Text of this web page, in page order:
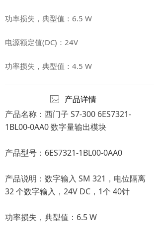
功率损失，典型值：6.5 W
电源额定值(DC)：24V
功率损失，典型值：4.5 W
产品详情
产品名称：西门子 S7-300 6ES7321-
1BL00-0AA0 数字量输出模块
产品型号：6ES7321-1BL00-0AA0
产品说明：数字输入 SM 321，电位隔离
32 个数字输入，24V DC，1个 40针
功率损失，典型值：6.5 W
ꂈ